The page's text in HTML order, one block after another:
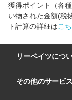
獲得ポイント（各
い物された金額(税
ト計算の詳細はこ
リーベイツにつ
会社概要
その他のサービス